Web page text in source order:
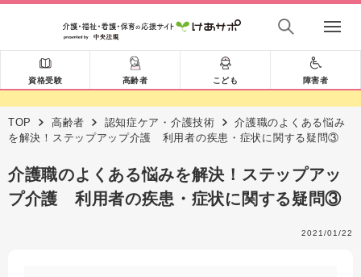
資格受験 高齢者 こども 障害者
TOP 高齢者 認知症ケア・介護技術
介護職のよくある悩み
を解決！ステップアップ介護 利用者の疾患・症状に関する疑問③
介護職のよくある悩みを解決！ステップアッ
プ介護 利用者の疾患・症状に関する疑問③
2021/01/22